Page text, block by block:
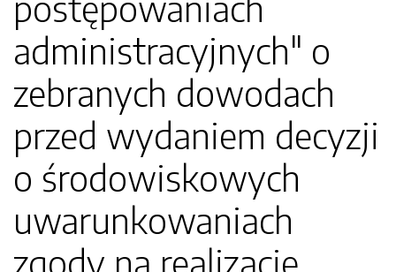
administracyjnych" o
zebranych dowodach
przed wydaniem decyzji
o środowiskowych
uwarunkowaniach
zgody na realizację